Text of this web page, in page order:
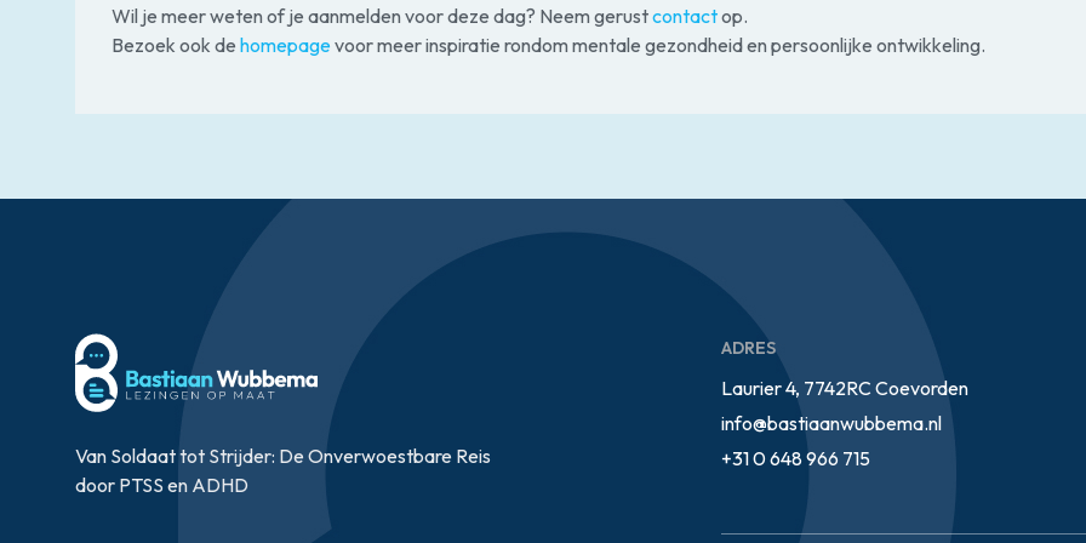
Wil je meer weten of je aanmelden voor deze dag? Neem gerustcontactop.
Bezoek ook de homepagevoor meer inspiratie rondom mentale gezondheid en persoonlijke ontwikkeling.
Van Soldaat tot Strijder: De Onverwoestbare Reis
door PTSS en ADHD
ADRES
Laurier 4, 7742RC Coevorden
info@bastiaanwubbema.nl
+31 0 648 966 715